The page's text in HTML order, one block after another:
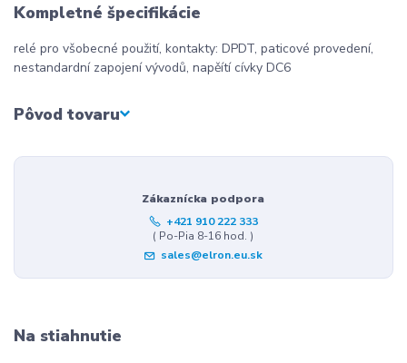
Kompletné špecifikácie
relé pro všobecné použití, kontakty: DPDT, paticové provedení,
nestandardní zapojení vývodů, napěítí cívky DC6
Pôvod tovaru
Zákaznícka podpora
+421 910 222 333
( Po-Pia 8-16 hod. )
sales@elron.eu.sk
Na stiahnutie